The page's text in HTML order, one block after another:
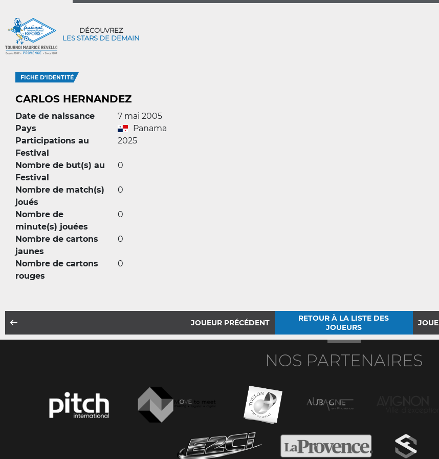
DÉCOUVREZ
LES STARS DE DEMAIN
FICHE D'IDENTITÉ
CARLOS HERNANDEZ
Date de naissance
7 mai 2005
Pays
Panama
Participations au
Festival
2025
Nombre de but(s) au
Festival
0
Nombre de match(s)
joués
0
Nombre de
minute(s) jouées
0
Nombre de cartons
jaunes
0
Nombre de cartons
rouges
0
JOUEUR PRÉCÉDENT
RETOUR À LA LISTE DES
JOUEURS
NOS PARTENAIRES